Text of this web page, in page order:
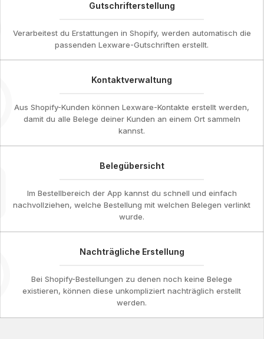
Gutschrifterstellung
Verarbeitest du Erstattungen in Shopify, werden automatisch die
passenden Lexware-Gutschriften erstellt.
Kontaktverwaltung
Aus Shopify-Kunden können Lexware-Kontakte erstellt werden,
damit du alle Belege deiner Kunden an einem Ort sammeln
kannst.
Belegübersicht
Im Bestellbereich der App kannst du schnell und einfach
nachvollziehen, welche Bestellung mit welchen Belegen verlinkt
wurde.
Nachträgliche Erstellung
Bei Shopify-Bestellungen zu denen noch keine Belege
existieren, können diese unkompliziert nachträglich erstellt
werden.